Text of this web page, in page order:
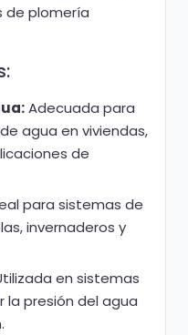
de plomería
Adecuada para
agua en viviendas,
de
para sistemas de
invernaderos y
en sistemas
la presión del agua